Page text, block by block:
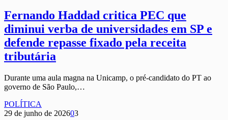
Fernando Haddad critica PEC que
diminui verba de universidades em SP e
defende repasse fixado pela receita
tributária
Durante uma aula magna na Unicamp, o pré-candidato do PT ao
governo de São Paulo,…
POLÍTICA
29 de junho de 202603